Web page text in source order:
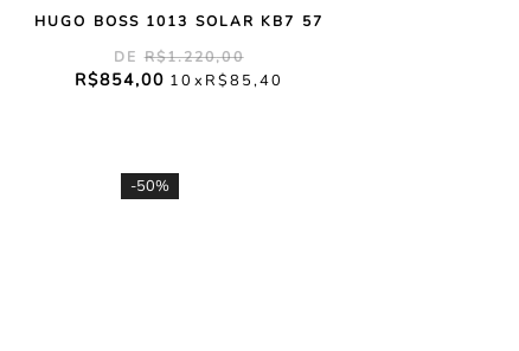
HUGO BOSS 1013 SOLAR KB7 57
R$1.220,00
R$854,00 10 R$85,40
-50%